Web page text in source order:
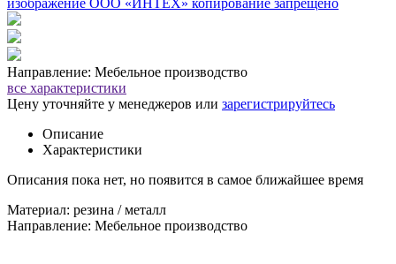
Направление: Мебельное производство
все характеристики
Цену уточняйте у менеджеров или зарегистрируйтесь
Описание
Характеристики
Описания пока нет, но появится в самое ближайшее время
Материал: резина / металл
Направление: Мебельное производство